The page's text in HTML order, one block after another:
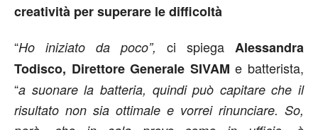
creatività per superare le difficoltà
“Ho iniziato da poco”, ci spiega Alessandra
Todisco, Direttore Generale SIVAM e batterista,
“a suonare la batteria, quindi può capitare che il
risultato non sia ottimale e vorrei rinunciare. So,